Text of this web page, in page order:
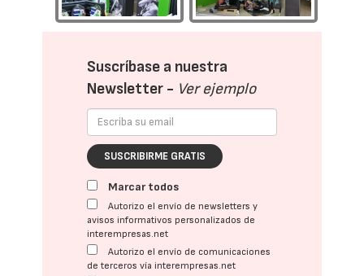
Suscríbase a nuestra
Newsletter - Ver ejemplo
SUSCRIBIRME GRATIS
Marcar todos
Autorizo el envío de newsletters y
avisos informativos personalizados de
interempresas.net
Autorizo el envío de comunicaciones
de terceros vía interempresas.net